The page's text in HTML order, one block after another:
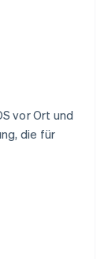
vor Ort und
die für